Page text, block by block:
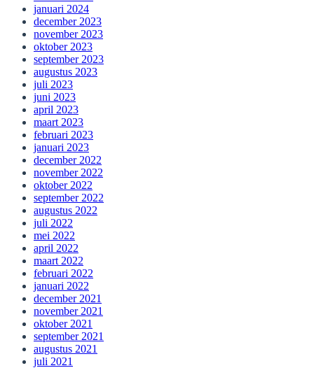
januari 2024
december 2023
november 2023
oktober 2023
september 2023
augustus 2023
juli 2023
juni 2023
april 2023
maart 2023
februari 2023
januari 2023
december 2022
november 2022
oktober 2022
september 2022
augustus 2022
juli 2022
mei 2022
april 2022
maart 2022
februari 2022
januari 2022
december 2021
november 2021
oktober 2021
september 2021
augustus 2021
juli 2021